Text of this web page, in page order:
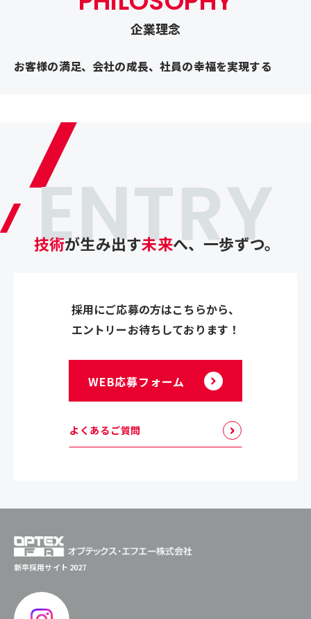
企業理念
お客様の満足、会社の成長、社員の幸福を実現する
ENTRY
技術が生み出す未来へ、一歩ずつ。
採用にご応募の方はこちらから、
エントリーお待ちしております！
WEB応募フォーム
よくあるご質問
新卒採用サイト 2027